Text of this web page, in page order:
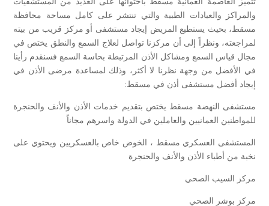
والمراكز والعيادات الطبية والتي تنتشر على كامل مساحة محافظة
مسقط، بحيث يستطيع المريض إيجاد مستشفى أو مركز قريب من بيته
لمراجعته، ونظراً إلى أن مركزنا تواصل لعلاج السمع والنطق يختص في
مجال قياس السمع ومشاكل الأذن المرتبطة بحاسة السمع فسنقدم رأينا
في الأفضل من وجهة نظرنا لا أكثر، وذلك لمساعدة مرضى الأذن في
إيجاد أفضل مستشفى أذن في مسقط:
مستشفى النهضة مسقط يختص بتقديم خدمات الأذن والأنف والحنجرة
للمواطنين العمانيين والعاملين في الدولة واسرهم مجاناً
المستشفى العسكري مسقط ، الخوض خاص بالعسكريين ويحتوي على
نخبة من أطباء الأذن والأنف والحنجرة
مركز السيب الصحي
مركز بوشر الصحي